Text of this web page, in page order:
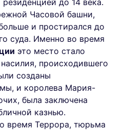
Часовой башни,
и простирался до
суда. Именно во время
это место стало
происходившего
созданы
и королева Мария-
была заключена
казнью.
время Террора, тюрьма